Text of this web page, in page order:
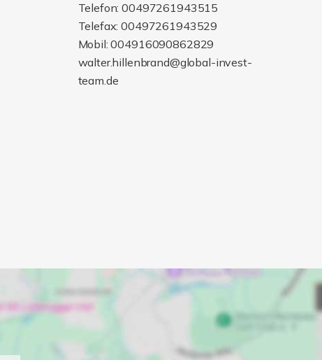
Telefon: 00497261943515
Telefax: 00497261943529
Mobil: 004916090862829
walter.hillenbrand@global-invest-
team.de